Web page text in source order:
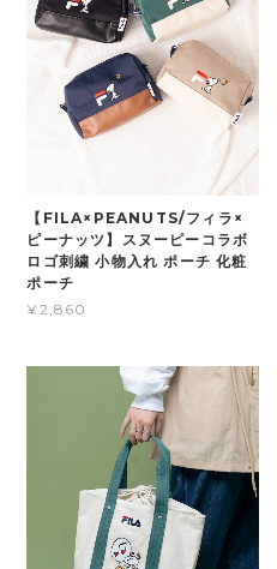
【FILA×PEANUTS/フィラ×
ピーナッツ】スヌーピーコラボ
ロゴ刺繍 小物入れ ポーチ 化粧
ポーチ
¥2,860